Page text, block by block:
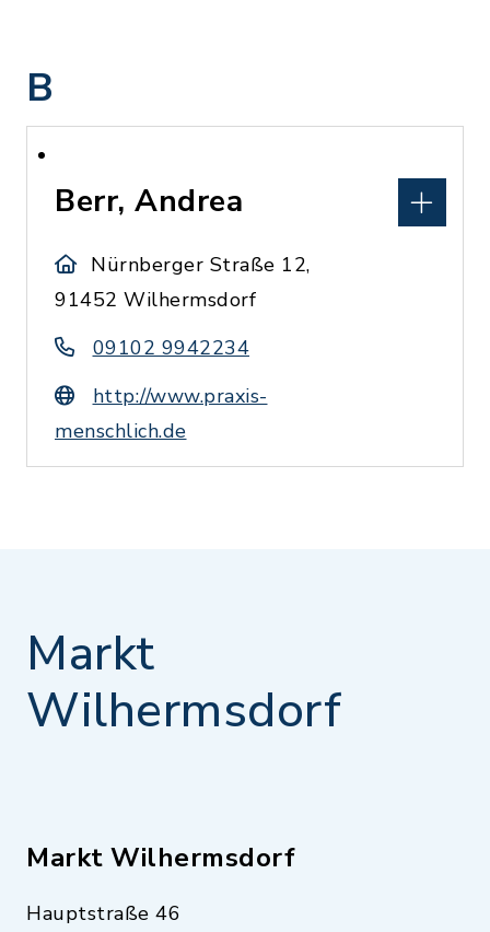
B
Berr, Andrea
Nürnberger Straße 12,
91452 Wilhermsdorf
09102 9942234
http://www.praxis-
menschlich.de
Markt
Wilhermsdorf
Markt Wilhermsdorf
Hauptstraße 46